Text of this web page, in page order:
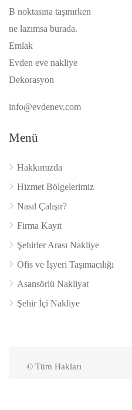
B noktasına taşınırken
ne lazımsa burada.
Emlak
Evden eve nakliye
Dekorasyon
info@evdenev.com
Menü
Hakkımızda
Hizmet Bölgelerimiz
Nasıl Çalışır?
Firma Kayıt
Şehirler Arası Nakliye
Ofis ve İşyeri Taşımacılığı
Asansörlü Nakliyat
Şehir İçi Nakliye
© Tüm Hakları